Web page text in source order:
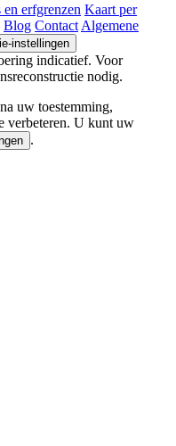
en erfgrenzen Kaart per
Blog Contact Algemene
instellingen
indicatief. Voor
nodig.
uw toestemming,
verbeteren. U kunt uw
.